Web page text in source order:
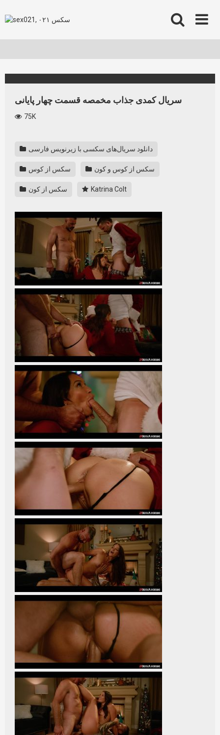
to
سریال کمدی جذاب مخمصه قسمت چهار پایانی
75K
دانلود سریال‌های سکسی‌ با زیرنویس فارسی
سکس از کوس سکس از کوس و کون
سکس از کون Katrina Colt